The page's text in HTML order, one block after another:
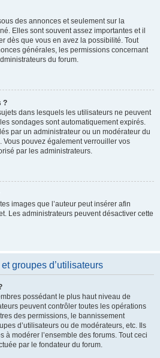
des annonces et seulement sur la
Elles sont souvent assez importantes et il
dès que vous en avez la possibilité. Tout
générales, les permissions concernant
du forum.
?
dans lesquels les utilisateurs ne peuvent
sondages sont automatiquement expirés.
par un administrateur ou un modérateur du
Vous pouvez également verrouiller vos
par les administrateurs.
images que l’auteur peut insérer afin
Les administrateurs peuvent désactiver cette
groupes d’utilisateurs
possédant le plus haut niveau de
peuvent contrôler toutes les opérations
des permissions, le bannissement
d’utilisateurs ou de modérateurs, etc. Ils
à modérer l’ensemble des forums. Tout ceci
par le fondateur du forum.